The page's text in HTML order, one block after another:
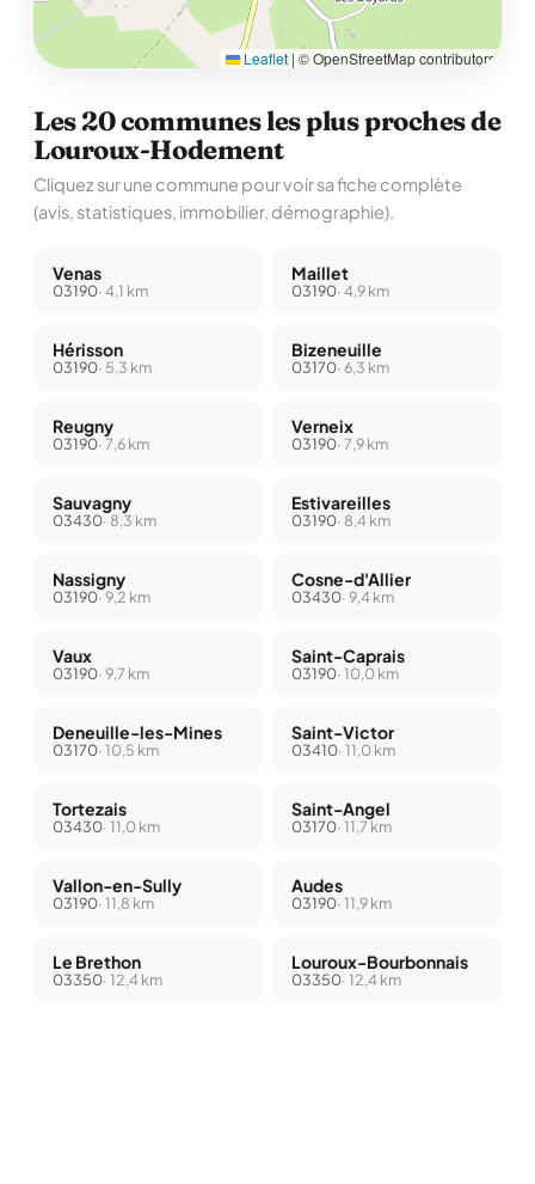
Leaflet | © OpenStreetMap contributors
Les 20 communes les plus proches de
Louroux-Hodement
Cliquez sur une commune pour voir sa fiche complète
(avis, statistiques, immobilier, démographie).
Venas
03190· 4,1 km
Maillet
03190· 4,9 km
Hérisson
03190· 5,3 km
Bizeneuille
03170· 6,3 km
Reugny
03190· 7,6 km
Verneix
03190· 7,9 km
Sauvagny
03430· 8,3 km
Estivareilles
03190· 8,4 km
Nassigny
03190· 9,2 km
Cosne-d'Allier
03430· 9,4 km
Vaux
03190· 9,7 km
Saint-Caprais
03190· 10,0 km
Deneuille-les-Mines
03170· 10,5 km
Saint-Victor
03410· 11,0 km
Tortezais
03430· 11,0 km
Saint-Angel
03170· 11,7 km
Vallon-en-Sully
03190· 11,8 km
Audes
03190· 11,9 km
Le Brethon
03350· 12,4 km
Louroux-Bourbonnais
03350· 12,4 km